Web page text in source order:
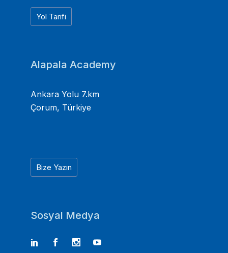
Yol Tarifi
Alapala Academy
Ankara Yolu 7.km
Çorum, Türkiye
Bize Yazın
Sosyal Medya